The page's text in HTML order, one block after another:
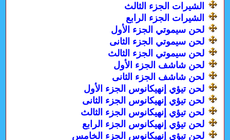
الشيرات الجزء الثالث
الشيرات الجزء الرابع
لحن سيموتي الجزء الأول
لحن سيموتي الجزء الثانى
لحن سيموتي الجزء الثالث
لحن شاشف الجزء الأول
لحن شاشف الجزء الثانى
لحن تيؤي إنهيكانوس الجزء الأول
لحن تيؤي إنهيكانوس الجزء الثانى
لحن تيؤي إنهيكانوس الجزء الثالث
لحن تيؤي إنهيكانوس الجزء الرابع
لحن تيؤي إنهيكانوس الجزء الخامس